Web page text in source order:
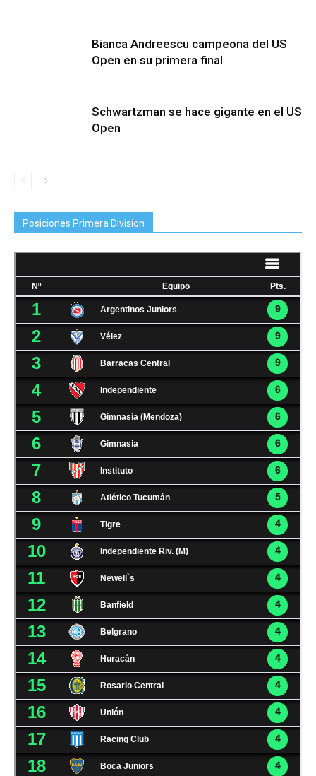
Bianca Andreescu campeona del US
Open en su primera final
Schwartzman se hace gigante en el US
Open
Posiciones Primera Division